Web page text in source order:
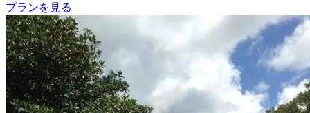
プランを見る